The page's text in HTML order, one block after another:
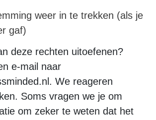
weer in te trekken (als je
gaf)
deze rechten uitoefenen?
e-mail naar
We reageren
Soms vragen we je om
om zeker te weten dat het